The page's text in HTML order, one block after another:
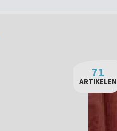
71
ARTIKELEN